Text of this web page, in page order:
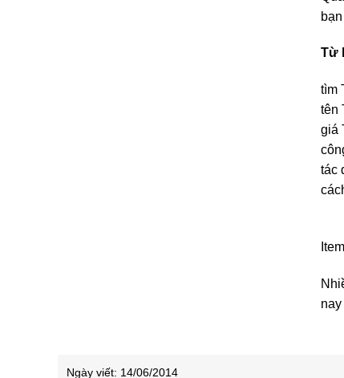
Từ
tìm
tên
giá
tác
Ngày viết: 14/06/2014